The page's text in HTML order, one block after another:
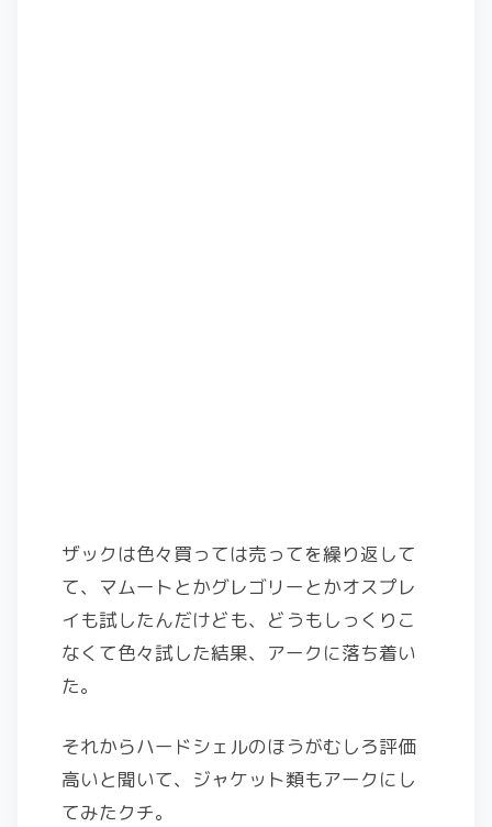
ザックは色々買っては売ってを繰り返して
て、マムートとかグレゴリーとかオスプレ
イも試したんだけども、どうもしっくりこ
なくて色々試した結果、アークに落ち着い
た。
それからハードシェルのほうがむしろ評価
高いと聞いて、ジャケット類もアークにし
てみたクチ。